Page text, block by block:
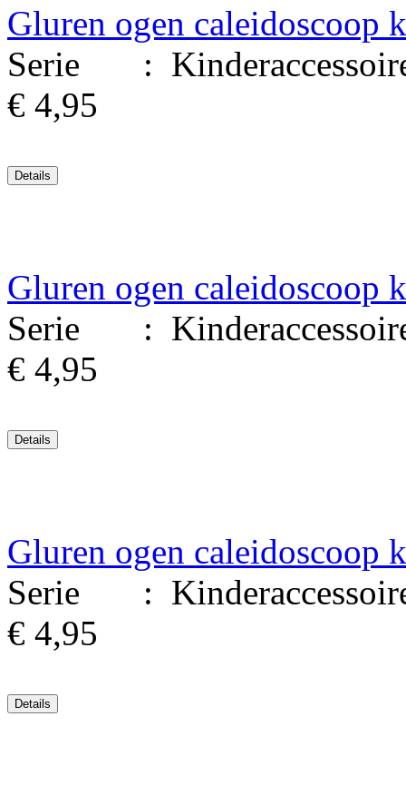
Gluren ogen caleidoscoop
Serie :
€ 4,95
Gluren ogen caleidoscoop
Serie :
€ 4,95
Gluren ogen caleidoscoop
Serie :
€ 4,95